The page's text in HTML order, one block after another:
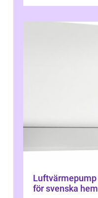
Luftvärmepump smart uppvärmning
för svenska hem